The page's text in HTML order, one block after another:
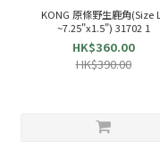
KONG 原條野生鹿角(Size L,
~7.25"x1.5") 31702 1
HK$360.00
HK$390.00